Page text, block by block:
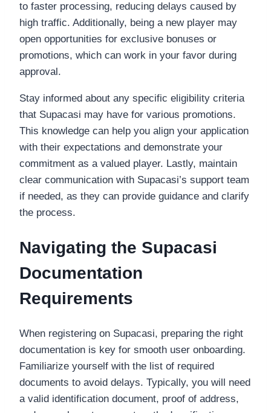
to faster processing, reducing delays caused by
high traffic. Additionally, being a new player may
open opportunities for exclusive bonuses or
promotions, which can work in your favor during
approval.
Stay informed about any specific eligibility criteria
that Supacasi may have for various promotions.
This knowledge can help you align your application
with their expectations and demonstrate your
commitment as a valued player. Lastly, maintain
clear communication with Supacasi’s support team
if needed, as they can provide guidance and clarify
the process.
Navigating the Supacasi
Documentation
Requirements
When registering on Supacasi, preparing the right
documentation is key for smooth user onboarding.
Familiarize yourself with the list of required
documents to avoid delays. Typically, you will need
a valid identification document, proof of address,